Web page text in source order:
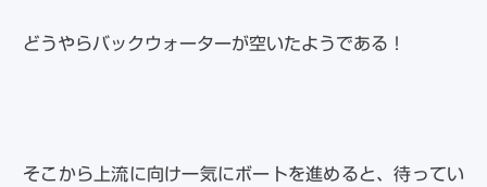
どうやらバックウォーターが空いたようである！
そこから上流に向け一気にボートを進めると、待ってい